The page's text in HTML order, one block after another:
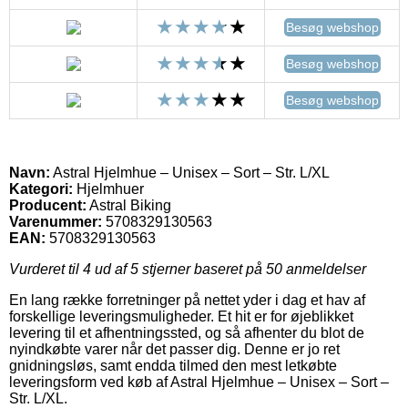
Besøg webshop
Besøg webshop
Besøg webshop
Navn: Astral Hjelmhue – Unisex – Sort – Str. L/XL
Kategori: Hjelmhuer
Producent: Astral Biking
Varenummer: 5708329130563
EAN: 5708329130563
Vurderet til 4 ud af 5 stjerner baseret på 50 anmeldelser
En lang række forretninger på nettet yder i dag et hav af
forskellige leveringsmuligheder. Et hit er for øjeblikket
levering til et afhentningssted, og så afhenter du blot de
nyindkøbte varer når det passer dig. Denne er jo ret
gnidningsløs, samt endda tilmed den mest letkøbte
leveringsform ved køb af Astral Hjelmhue – Unisex – Sort –
Str. L/XL.